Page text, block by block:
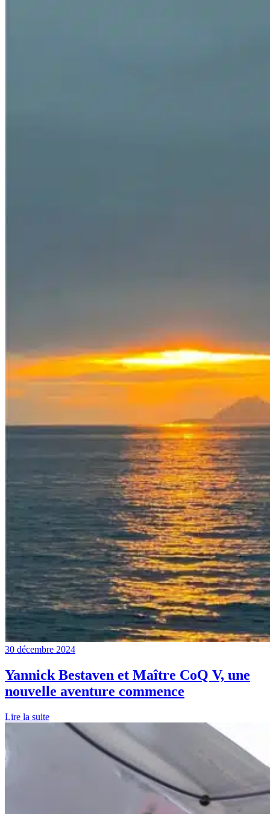
30 décembre 2024
Yannick Bestaven et Maître CoQ V, une
nouvelle aventure commence
Lire la suite